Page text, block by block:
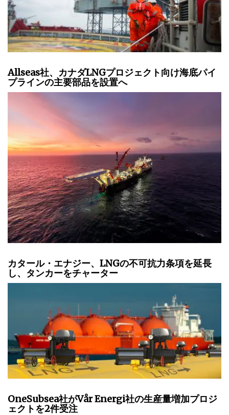
Allseas社、カナダLNGプロジェクト向け海底パイ
プラインの主要部品を設置へ
カタール・エナジー、LNGの不可抗力条項を延長
し、タンカーをチャーター
OneSubsea社がVår Energi社の生産量増加プロジ
ェクトを2件受注